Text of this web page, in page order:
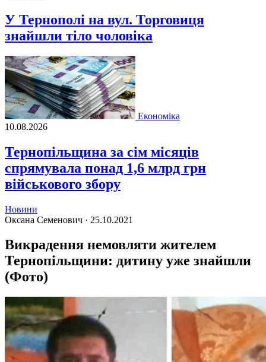
У Тернополі на вул. Торговиця
знайшли тіло чоловіка
Економіка
10.08.2026
Тернопільщина за сім місяців
спрямувала понад 1,6 млрд грн
військового збору
Новини
Оксана Семенович · 25.10.2021
Викрадення немовляти жителем
Тернопільщини: дитину уже знайшли
(Фото)